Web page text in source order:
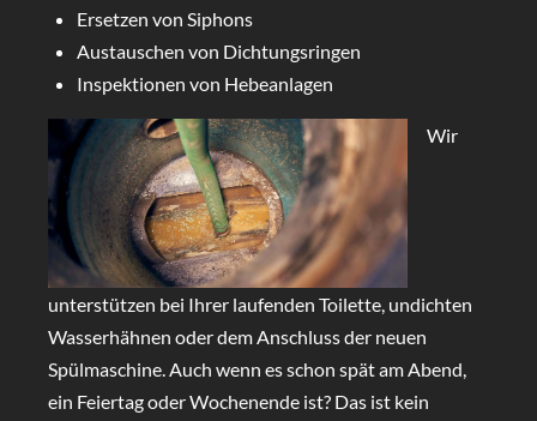
Ersetzen von Siphons
Austauschen von Dichtungsringen
Inspektionen von Hebeanlagen
Wir
unterstützen bei Ihrer laufenden Toilette, undichten
Wasserhähnen oder dem Anschluss der neuen
Spülmaschine. Auch wenn es schon spät am Abend,
ein Feiertag oder Wochenende ist? Das ist kein